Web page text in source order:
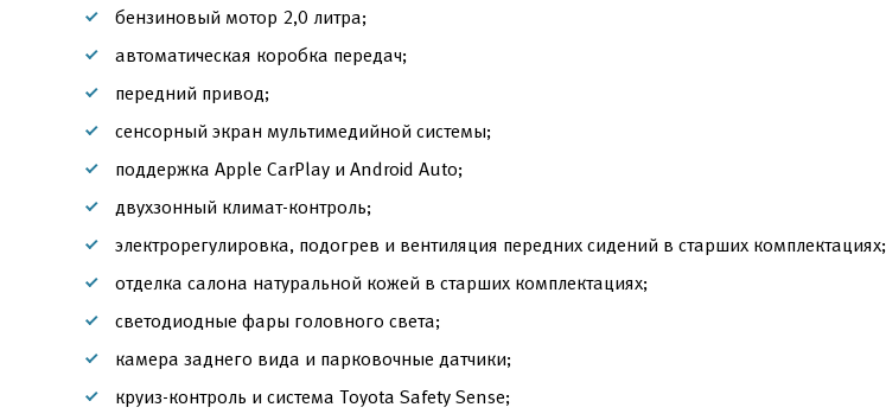
бензиновый мотор 2,0 литра;
автоматическая коробка передач;
передний привод;
сенсорный экран мультимедийной системы;
поддержка Apple CarPlay и Android Auto;
двухзонный климат-контроль;
электрорегулировка, подогрев и вентиляция передних сидений в старших комплектациях;
отделка салона натуральной кожей в старших комплектациях;
светодиодные фары головного света;
камера заднего вида и парковочные датчики;
круиз-контроль и система Toyota Safety Sense;